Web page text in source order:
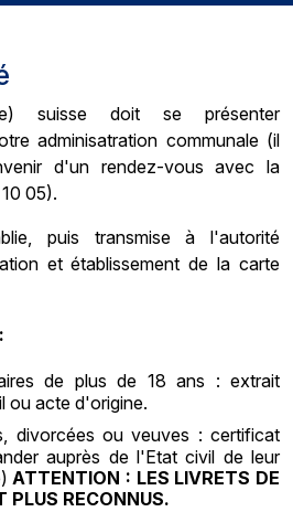
suisse doit se présenter
adminisatration communale (il
d'un rendez-vous avec la
05).
puis transmise à l'autorité
et établissement de la carte
de plus de 18 ans : extrait
ou acte d'origine.
divorcées ou veuves : certificat
auprès de l'Etat civil de leur
ATTENTION : LES LIVRETS DE
PLUS RECONNUS.